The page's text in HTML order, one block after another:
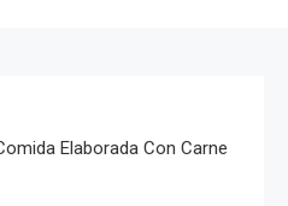
Elaborada Con Carne